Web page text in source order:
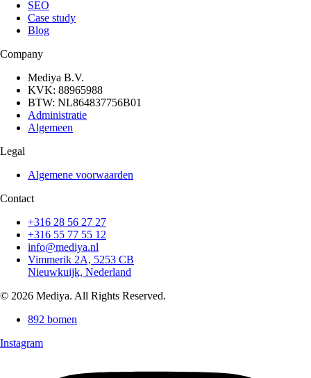
SEO
Case study
Blog
Company
Mediya B.V.
KVK: 88965988
BTW: NL864837756B01
Administratie
Algemeen
Legal
Algemene voorwaarden
Contact
+316 28 56 27 27
+316 55 77 55 12
info@mediya.nl
Vimmerik 2A, 5253 CB
Nieuwkuijk, Nederland
© 2026 Mediya. All Rights Reserved.
892 bomen
Instagram